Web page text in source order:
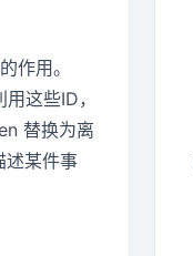
作用。
这些ID，
替换为离
述某件事